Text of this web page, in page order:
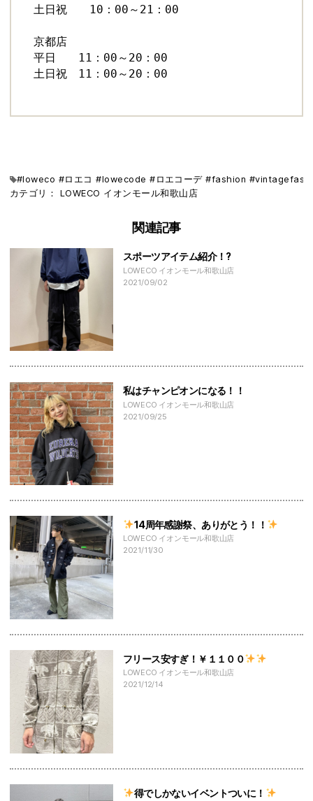
土日祝　　10：00～21：00
京都店
平日　　11：00～20：00
土日祝　11：00～20：00
#loweco #ロエコ #lowecode #ロエコーデ #fashion
カテゴリ： LOWECO イオンモール和歌山店
関連記事
スポーツアイテム紹介！?
LOWECO イオンモール和歌山店
2021/09/02
私はチャンピオンになる！！
LOWECO イオンモール和歌山店
2021/09/25
14周年感謝祭、ありがとう！！
LOWECO イオンモール和歌山店
2021/11/30
フリース安すぎ！￥１１００
LOWECO イオンモール和歌山店
2021/12/14
得でしかないイベントついに！